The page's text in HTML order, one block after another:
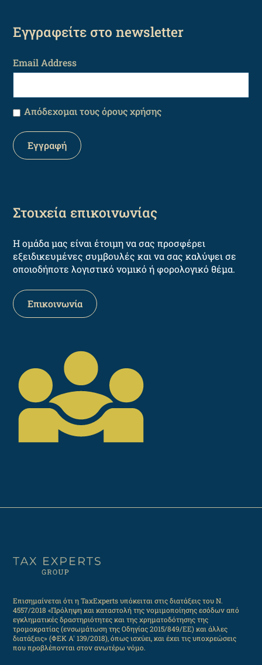
Εγγραφείτε στο newsletter
Email Address
Απόδεχομαι τους όρους χρήσης
Στοιχεία επικοινωνίας
Η ομάδα μας είναι έτοιμη να σας προσφέρει
εξειδικευμένες συμβουλές και να σας καλύψει σε
οποιοδήποτε λογιστικό νομικό ή φορολογικό θέμα.
Επικοινωνία
Επισημαίνεται ότι η TaxExperts υπόκειται στις διατάξεις του Ν.
4557/2018 «Πρόληψη και καταστολή της νομιμοποίησης εσόδων από
εγκληματικές δραστηριότητες και της χρηματοδότησης της
τρομοκρατίας (ενσωμάτωση της Οδηγίας 2015/849/ΕΕ) και άλλες
διατάξεις» (ΦΕΚ Α' 139/2018), όπως ισχύει, και έχει τις υποχρεώσεις
που προβλέπονται στον ανωτέρω νόμο.